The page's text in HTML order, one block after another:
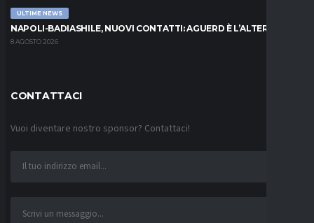
ULTIME NEWS
NAPOLI-BADIASHILE, NUOVI CONTATTI: AGUERD È L’ALTERNATIVA
8 AGOSTO 2026
CONTATTACI
Vuoi diventare nostro sponsor? Contattaci!